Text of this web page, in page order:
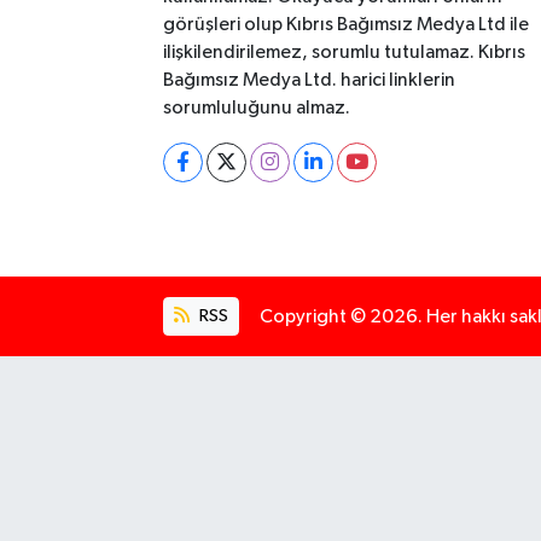
görüşleri olup Kıbrıs Bağımsız Medya Ltd ile
ilişkilendirilemez, sorumlu tutulamaz. Kıbrıs
Bağımsız Medya Ltd. harici linklerin
sorumluluğunu almaz.
RSS Copyright © 2026. Her hakkı